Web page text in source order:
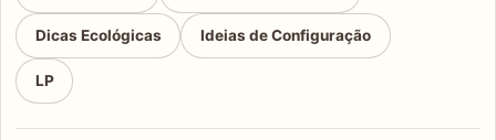
Dicas Ecológicas Ideias de Configuração
LP